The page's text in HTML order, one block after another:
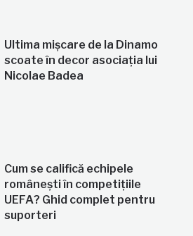
Ultima mișcare de la Dinamo
scoate în decor asociația lui
Nicolae Badea
Cum se califică echipele
românești în competițiile
UEFA? Ghid complet pentru
suporteri